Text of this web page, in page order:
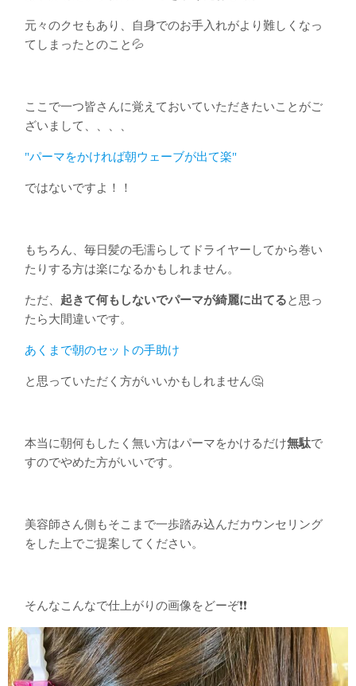
元々のクセもあり、自身でのお手入れがより難しくなっ
てしまったとのこと💦
ここで一つ皆さんに覚えておいていただきたいことがご
ざいまして、、、、
"パーマをかければ朝ウェーブが出て楽"
ではないですよ！！
もちろん、毎日髪の毛濡らしてドライヤーしてから巻い
たりする方は楽になるかもしれません。
ただ、 起きて何もしないでパーマが綺麗に出てると思っ
たら大間違いです。
あくまで朝のセットの手助け
と思っていただく方がいいかもしれません🤔
本当に朝何もしたく無い方はパーマをかけるだけ無駄で
すのでやめた方がいいです。
美容師さん側もそこまで一歩踏み込んだカウンセリング
をした上でご提案してください。
そんなこんなで仕上がりの画像をどーぞ❗️❗️